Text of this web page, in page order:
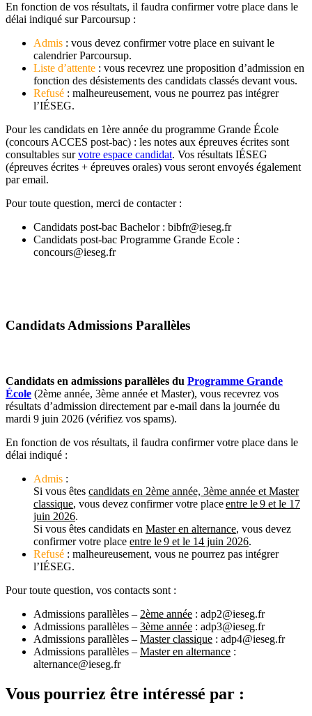
En fonction de vos résultats, il faudra confirmer votre place dans le
délai indiqué sur Parcoursup :
Admis : vous devez confirmer votre place en suivant le
calendrier Parcoursup.
Liste d’attente : vous recevrez une proposition d’admission en
fonction des désistements des candidats classés devant vous.
Refusé : malheureusement, vous ne pourrez pas intégrer
l’IÉSEG.
Pour les candidats en 1ère année du programme Grande École
(concours ACCES post-bac) : les notes aux épreuves écrites sont
consultables survotre espace candidat. Vos résultats IÉSEG
(épreuves écrites + épreuves orales) vous seront envoyés également
par email.
Pour toute question, merci de contacter :
Candidats post-bac Bachelor : bibfr@ieseg.fr
Candidats post-bac Programme Grande Ecole :
concours@ieseg.fr
Candidats Admissions Parallèles
Candidats en admissions parallèles du Programme Grande
École (2ème année, 3ème année et Master), vous recevrez vos
résultats d’admission directement par e-mail dans la journée du
mardi 9 juin 2026 (vérifiez vos spams).
En fonction de vos résultats, il faudra confirmer votre place dans le
délai indiqué :
Admis :
Si vous êtes candidats en 2ème année, 3ème année et Master
classique, vous devez confirmer votre placeentre le 9 et le 17
juin 2026.
Si vous êtes candidats en Master en alternance, vous devez
confirmer votre place entre le 9 et le 14 juin 2026.
Refusé : malheureusement, vous ne pourrez pas intégrer
l’IÉSEG.
Pour toute question, vos contacts sont :
Admissions parallèles – 2ème année : adp2@ieseg.fr
Admissions parallèles – 3ème année : adp3@ieseg.fr
Admissions parallèles – Master classique : adp4@ieseg.fr
Admissions parallèles – Master en alternance :
alternance@ieseg.fr
Vous pourriez être intéressé par :